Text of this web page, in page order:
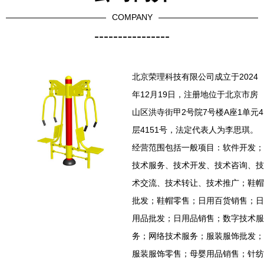
COMPANY
----------------
北京荣理科技有限公司成立于2024
年12月19日，注册地位于北京市房
山区洪寺街甲2号院7号楼A座1单元4
层4151号，法定代表人为李思琪。
经营范围包括一般项目：软件开发；
技术服务、技术开发、技术咨询、技
术交流、技术转让、技术推广；鞋帽
批发；鞋帽零售；日用百货销售；日
用品批发；日用品销售；数字技术服
务；网络技术服务；服装服饰批发；
服装服饰零售；母婴用品销售；针纺